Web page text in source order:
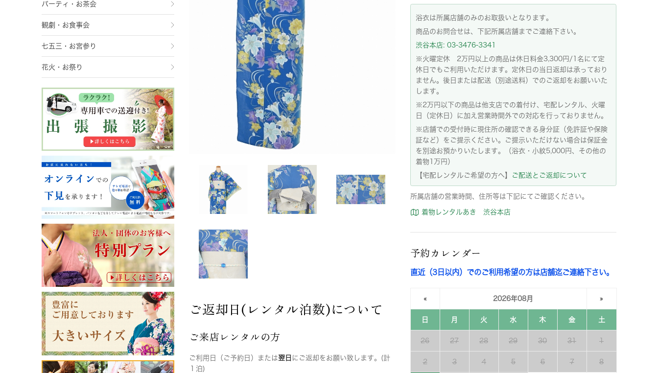
パーティ・お茶会
観劇・お食事会
七五三・お宮参り
花火・お祭り
ご返却日(レンタル泊数)について
ご来店レンタルの方
ご利用日（ご予約日）または翌日 にご返却をお願い致します。(計
１泊)
浴衣は所属店舗のみのお取扱いとなります。
商品のお問合せは、下記所属店舗までご連絡下さい。
渋谷本店: 03-3476-3341
※火曜定休 2万円以上の商品は休日料金3,300円/1名にて定
休日でもご利用いただけます。定休日の当日返却は承っており
ません。後日または配送（別途送料）でのご返却をお願いいた
します。
※2万円以下の商品は他支店での着付け、宅配レンタル、火曜
日（定休日）に加え営業時間外での対応を行っておりません。
※店舗での受付時に現住所の確認できる身分証（免許証や保険
証など）をご提示ください。ご提示いただけない場合は保証金
を別途お預かりいたします。（浴衣・小紋5,000円、その他の
着物1万円）
【宅配レンタルご希望の方へ】
ご配送とご返却について
所属店舗の営業時間、住所等は下記にてご確認ください。
着物レンタルあき 渋谷本店
予約カレンダー
直近（3日以内）でのご利用希望の方は店舗迄ご連絡下さい。
« 2026年08月 »
日 月 火 水 木 金 土
26 27 28 29 30 31 1
2 3 4 5 6 7 8